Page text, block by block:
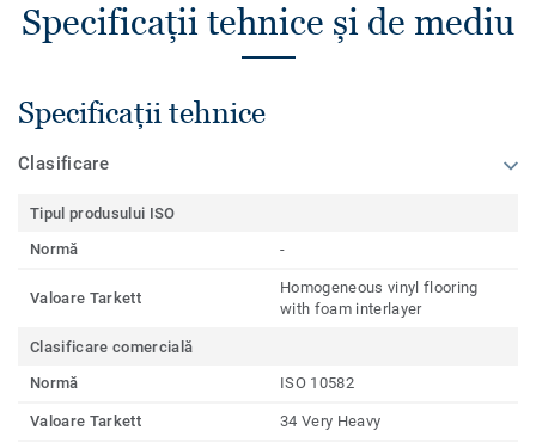
Specificații tehnice și de mediu
Specificații tehnice
Clasificare
Tipul produsului ISO
Normă
-
Valoare Tarkett
Homogeneous vinyl flooring
with foam interlayer
Clasificare comercială
Normă
ISO 10582
Valoare Tarkett 34 Very Heavy